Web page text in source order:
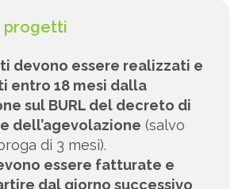
progetti
devono essere realizzati e
entro 18 mesi dalla
sul BURL del decreto di
dell’agevolazione (salvo
di 3 mesi).
essere fatturate e
dal giorno successivo